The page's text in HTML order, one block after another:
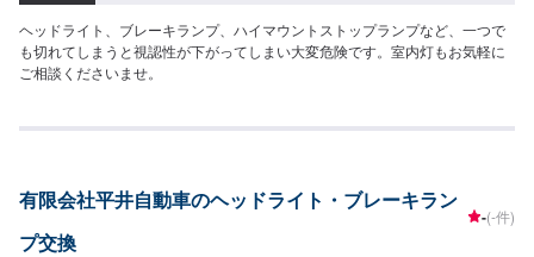
ヘッドライト、ブレーキランプ、ハイマウントストップランプなど、一つで
も切れてしまうと視認性が下がってしまい大変危険です。室内灯もお気軽に
ご相談くださいませ。
有限会社平井自動車のヘッドライト・ブレーキラン
プ交換
-(-件)